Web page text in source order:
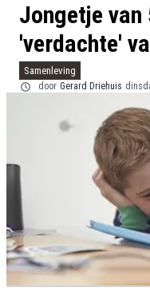
Jongetje
'verdachte'
Samenleving
door Gerard Driehuis